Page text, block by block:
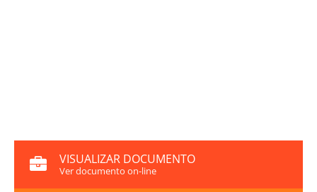
VISUALIZAR DOCUMENTO
Ver documento on-line